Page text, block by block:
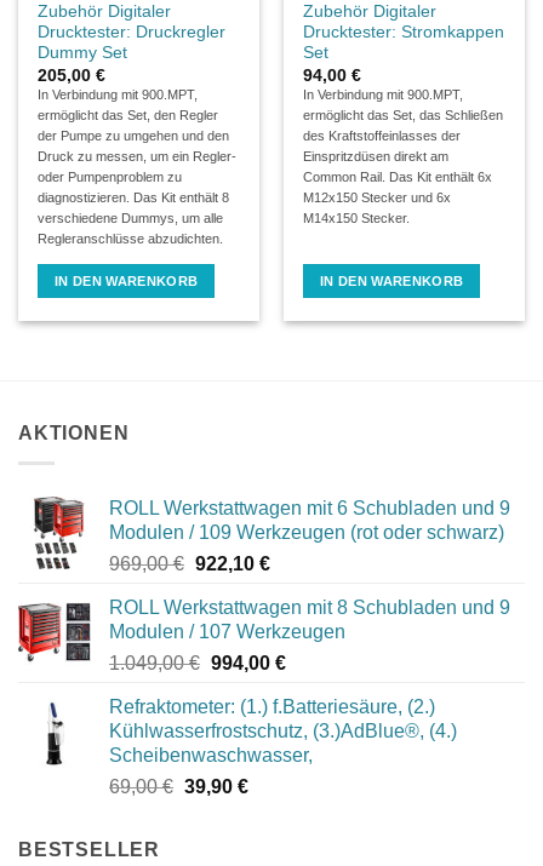
Zubehör Digitaler
Drucktester: Druckregler
Dummy Set
205,00€
In Verbindung mit 900.MPT,
ermöglicht das Set, den Regler
der Pumpe zu umgehen und den
Druck zu messen, um ein Regler-
oder Pumpenproblem zu
diagnostizieren. Das Kit enthält 8
verschiedene Dummys, um alle
Regleranschlüsse abzudichten.
IN DEN WARENKORB
Zubehör Digitaler
Drucktester: Stromkappen
Set
94,00€
In Verbindung mit 900.MPT,
ermöglicht das Set, das Schließen
des Kraftstoffeinlasses der
Einspritzdüsen direkt am
Common Rail. Das Kit enthält 6x
M12x150 Stecker und 6x
M14x150 Stecker.
IN DEN WARENKORB
AKTIONEN
ROLL Werkstattwagen mit 6 Schubladen und 9
Modulen / 109 Werkzeugen (rot oder schwarz)
969,00€ Ursprünglicher
war:
969,00 €
922,10 €Aktueller
ist:
922,10 €.
ROLL Werkstattwagen mit 8 Schubladen und 9
Modulen / 107 Werkzeugen
1.049,00€ Ursprünglicher
war:
1.049,00 €
994,00 €Aktueller
ist:
994,00 €.
Refraktometer: (1.) f.Batteriesäure, (2.)
Kühlwasserfrostschutz, (3.)AdBlue®, (4.)
Scheibenwaschwasser,
69,00€ Ursprünglicher
39,90 €Aktueller
BESTSELLER